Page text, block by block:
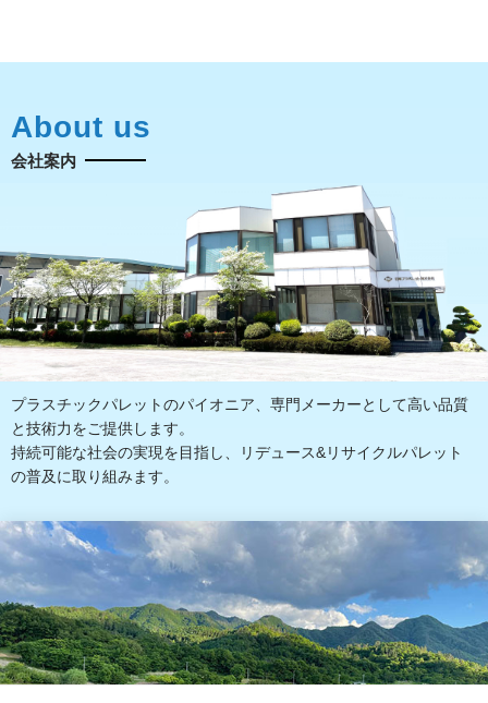
About us
会社案内
プラスチックパレットのパイオニア、専門メーカーとして高い品質
と技術力をご提供します。
持続可能な社会の実現を目指し、リデュース&リサイクルパレット
の普及に取り組みます。